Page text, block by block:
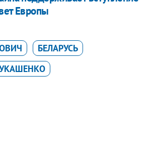
Европы
БЕЛАРУСЬ